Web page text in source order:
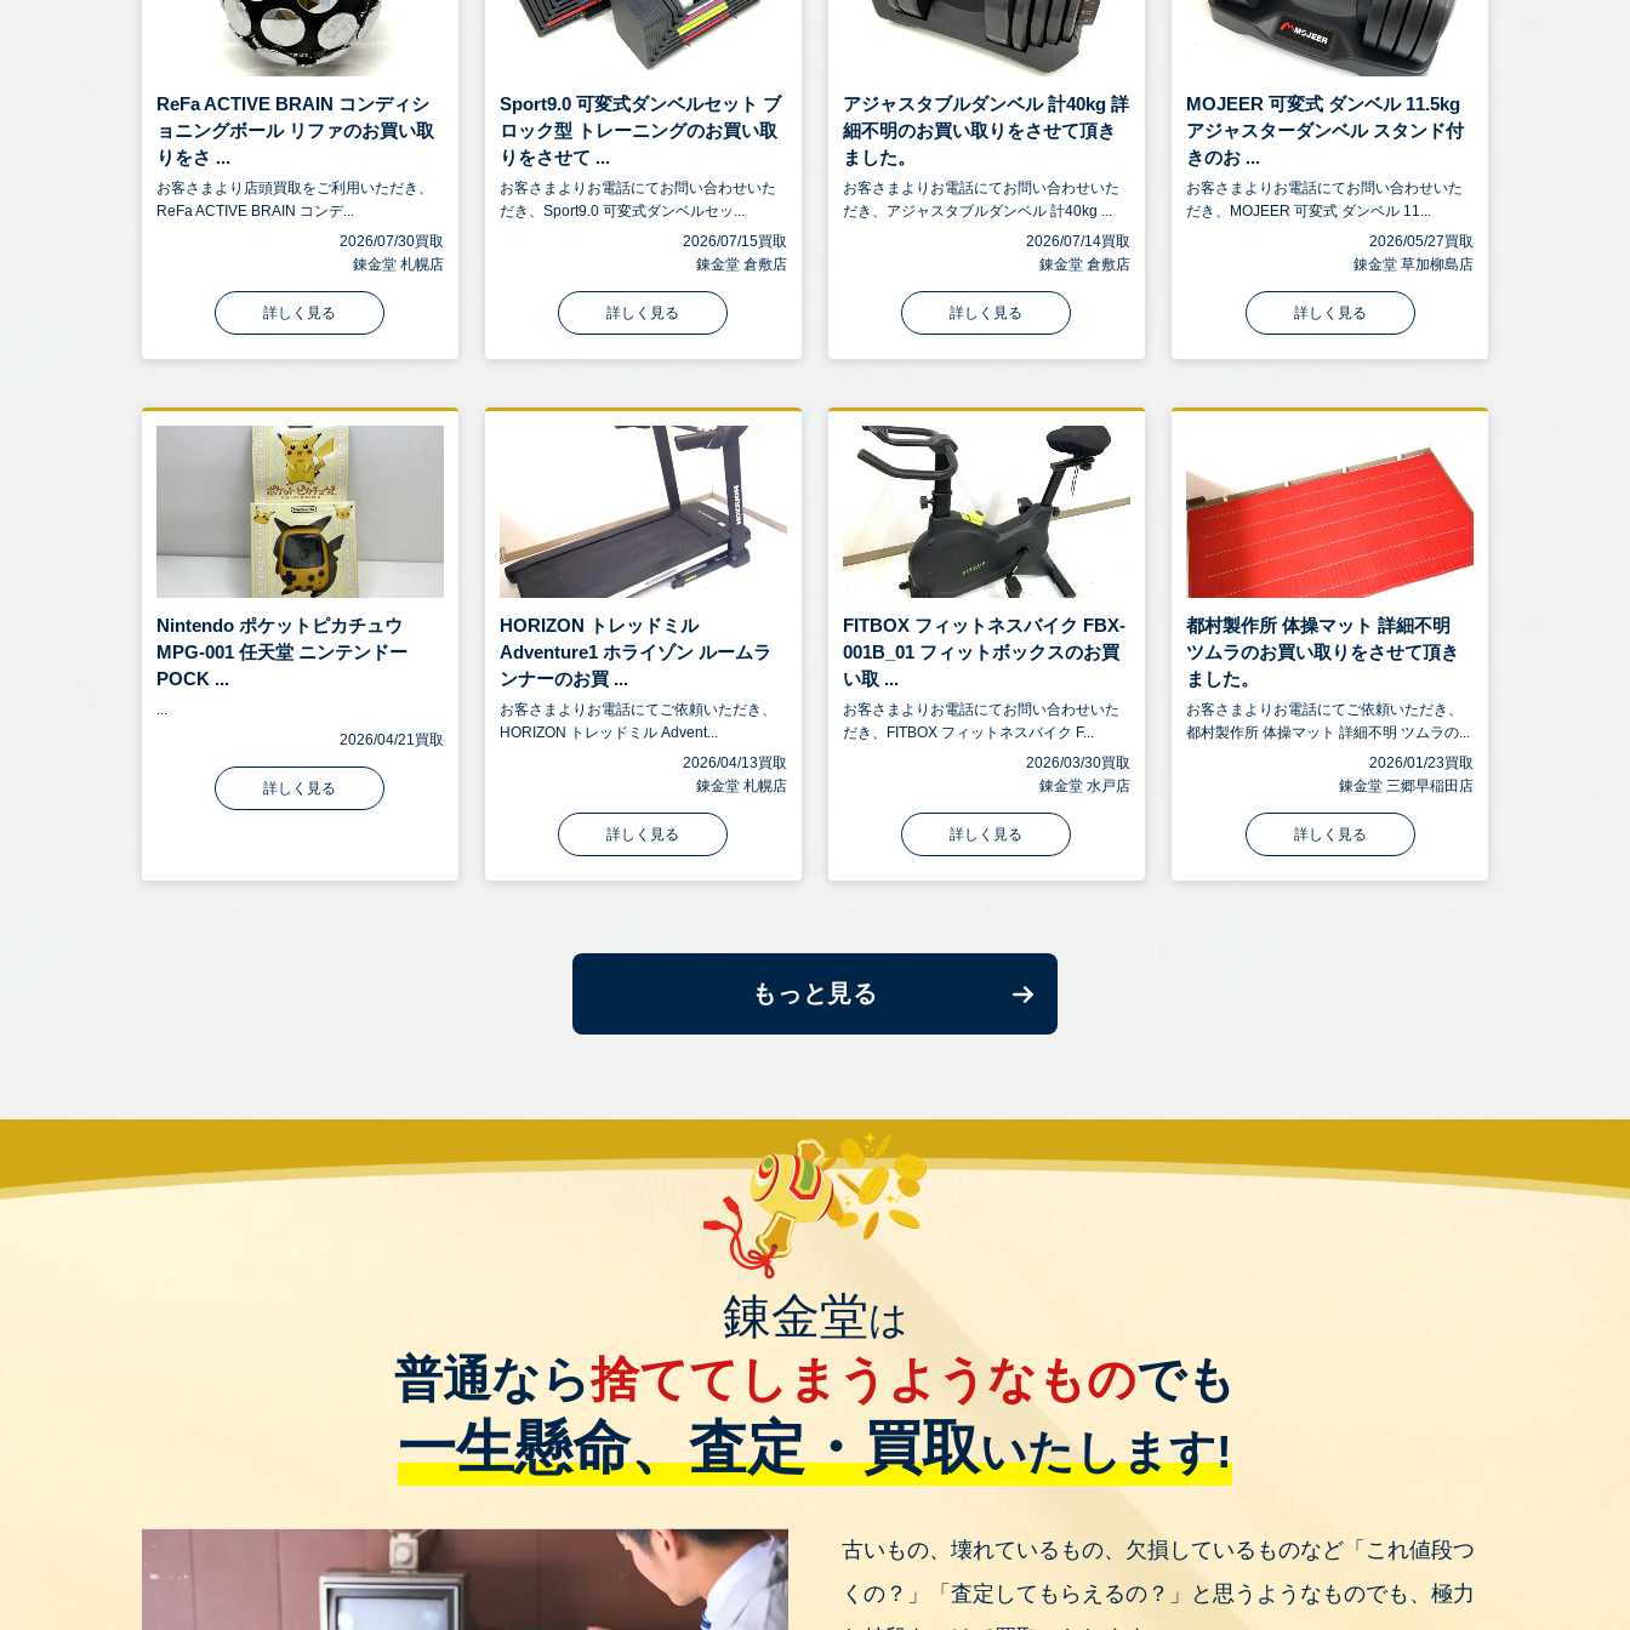
ReFa ACTIVE BRAIN コンディシ
ョニングボール リファのお買い取
りをさ ...
お客さまより店頭買取をご利用いただき、
ReFa ACTIVE BRAIN コンデ...
2026/07/30買取
錬金堂 札幌店
詳しく見る
Sport9.0 可変式ダンベルセット ブ
ロック型 トレーニングのお買い取
りをさせて ...
お客さまよりお電話にてお問い合わせいた
だき、Sport9.0 可変式ダンベルセッ...
2026/07/15買取
錬金堂 倉敷店
詳しく見る
アジャスタブルダンベル 計40kg 詳
細不明のお買い取りをさせて頂き
ました。
お客さまよりお電話にてお問い合わせいた
だき、アジャスタブルダンベル 計40kg ...
2026/07/14買取
錬金堂 倉敷店
詳しく見る
MOJEER 可変式 ダンベル 11.5kg
アジャスターダンベル スタンド付
きのお ...
お客さまよりお電話にてお問い合わせいた
だき、MOJEER 可変式 ダンベル 11...
2026/05/27買取
錬金堂 草加柳島店
詳しく見る
Nintendo ポケットピカチュウ
MPG-001 任天堂 ニンテンドー
POCK ...
2026/04/21買取
詳しく見る
HORIZON トレッドミル
Adventure1 ホライゾン ルームラ
ンナーのお買 ...
お客さまよりお電話にてご依頼いただき、
HORIZON トレッドミル Advent...
2026/04/13買取
錬金堂 札幌店
詳しく見る
FITBOX フィットネスバイク FBX-
001B_01 フィットボックスのお買
い取 ...
お客さまよりお電話にてお問い合わせいた
だき、FITBOX フィットネスバイク F...
2026/03/30買取
錬金堂 水戸店
詳しく見る
都村製作所 体操マット 詳細不明
ツムラのお買い取りをさせて頂き
ました。
お客さまよりお電話にてご依頼いただき、
都村製作所 体操マット 詳細不明 ツムラの...
2026/01/23買取
錬金堂 三郷早稲田店
詳しく見る
もっと見る
錬金堂は
普通なら捨ててしまうようなものでも
一生懸命、査定・買取いたします!
古いもの、壊れているもの、欠損しているものなど「これ値段つ
くの？」「査定してもらえるの？」と思うようなものでも、極力